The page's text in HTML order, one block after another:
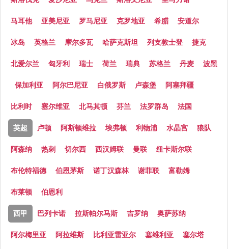
马耳他 亚美尼亚 罗马尼亚 克罗地亚 希腊 安道尔
冰岛 英格兰 摩尔多瓦 哈萨克斯坦 列支敦士登 捷克
北爱尔兰 匈牙利 瑞士 荷兰 瑞典 苏格兰 丹麦 波黑
保加利亚 阿尔巴尼亚 白俄罗斯 卢森堡 阿塞拜疆
比利时 塞尔维亚 北马其顿 芬兰 法罗群岛 法国
英超 卢顿 阿斯顿维拉 埃弗顿 利物浦 水晶宫 狼队
阿森纳 热刺 切尔西 西汉姆联 曼联 纽卡斯尔联
布伦特福德 伯恩茅斯 诺丁汉森林 谢菲联 富勒姆
布莱顿 伯恩利
西甲 巴列卡诺 拉斯帕尔马斯 吉罗纳 奥萨苏纳
阿尔梅里亚 阿拉维斯 比利亚雷亚尔 塞维利亚 塞尔塔